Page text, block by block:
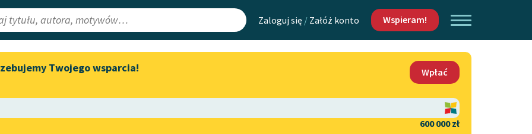
Zaloguj się / Załóż konto Wspieram!
Lektury
Aktualności
Zapraszamy na spotkanie
literatury skandynawskiej
Mapa Wolnych Lektur
Leśmianator
Kontakt
O projekcie
Twojego wsparcia!
Wpłać
600 000 zł